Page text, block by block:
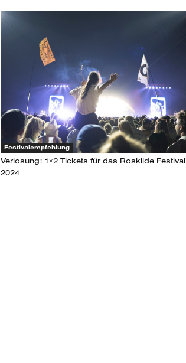
Festivalempfehlung
Verlosung: 1×2 Tickets für das Roskilde Festival
2024